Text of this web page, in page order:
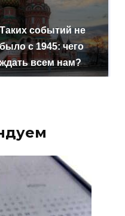
Таких событий не
было с 1945: чего
ждать всем нам?